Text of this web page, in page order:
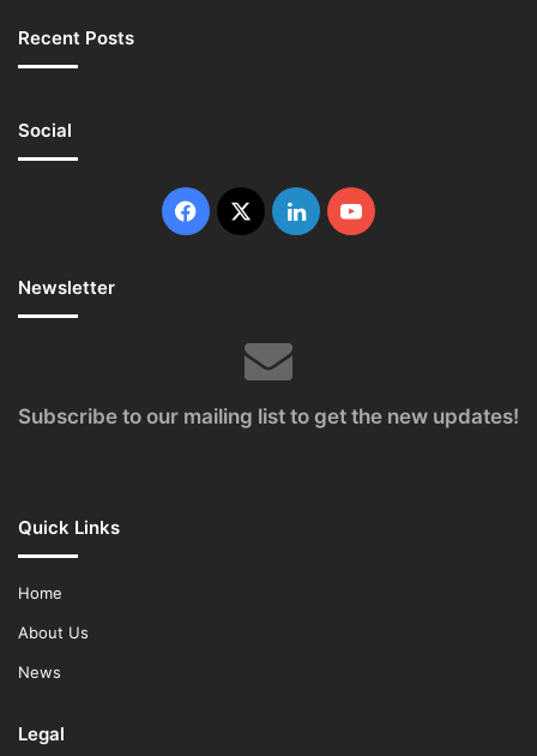
Recent Posts
Social
Facebook
X LinkedInYouTube
Newsletter
Subscribe to our mailing list to get the new updates!
Quick Links
Home
About Us
News
Legal